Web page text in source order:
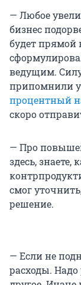
— Любое
бизнес
будет прямой
ведущим.
припомнили
процентный
скоро
— Про
здесь,
смог
решение.
— Если не
расходы. Надо